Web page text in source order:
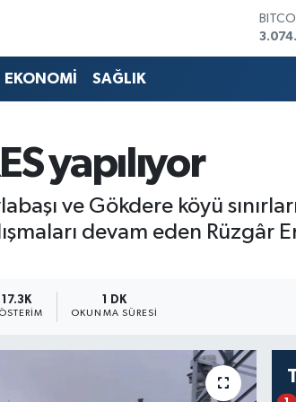
EKONOMİ SAĞLIK
yapılıyor
ve Gökdere köyü
devam eden Rüzgâr
17.3K 1 DK
OKUNMA SÜRESI